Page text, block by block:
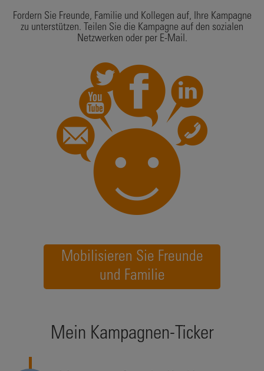
Fordern Sie Freunde, Familie und Kollegen auf, Ihre Kampagne
zu unterstützen. Teilen Sie die Kampagne auf den sozialen
Netzwerken oder per E-Mail.
Mobilisieren Sie Freunde
und Familie
Mein Kampagnen-Ticker